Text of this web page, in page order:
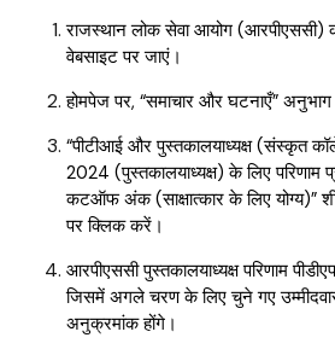
राजस्थान लोक सेवा आयोग (आरपीएससी)
वेबसाइट पर जाएं।
होमपेज पर, “समाचार और घटनाएँ”
“पीटीआई और पुस्तकालयाध्यक्ष (संस्कृत
2024 (पुस्तकालयाध्यक्ष) के लिए परिणाम
कटऑफ अंक (साक्षात्कार के लिए योग्य)”
पर क्लिक करें।
आरपीएससी पुस्तकालयाध्यक्ष परिणाम
जिसमें अगले चरण के लिए चुने गए
अनुक्रमांक होंगे।